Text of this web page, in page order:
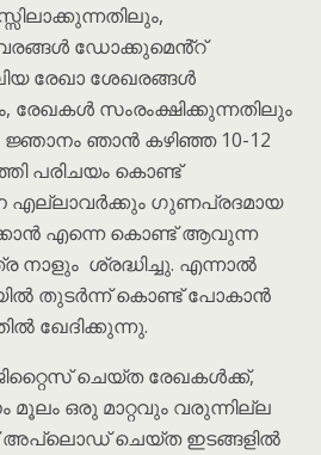
ഡോക്കുമെൻ്റ്
രേഖാ ശേഖരങ്ങൾ
രേഖകൾ സംരംക്ഷിക്കുന്നതിലും
ഞാൻ കഴിഞ്ഞ 10-12
പരിചയം കൊണ്ട്
എല്ലാവർക്കും ഗുണപ്രദമായ
എന്നെ കൊണ്ട് ആവുന്ന
നാളും ശ്രദ്ധിച്ചു. എന്നാൽ
തുടർന്ന് കൊണ്ട് പോകാൻ
ഖേദിക്കുന്നു.
ചെയ്ത രേഖകൾക്ക്,
ഒരു മാറ്റവും വരുന്നില്ല
ചെയ്ത ഇടങ്ങളിൽ